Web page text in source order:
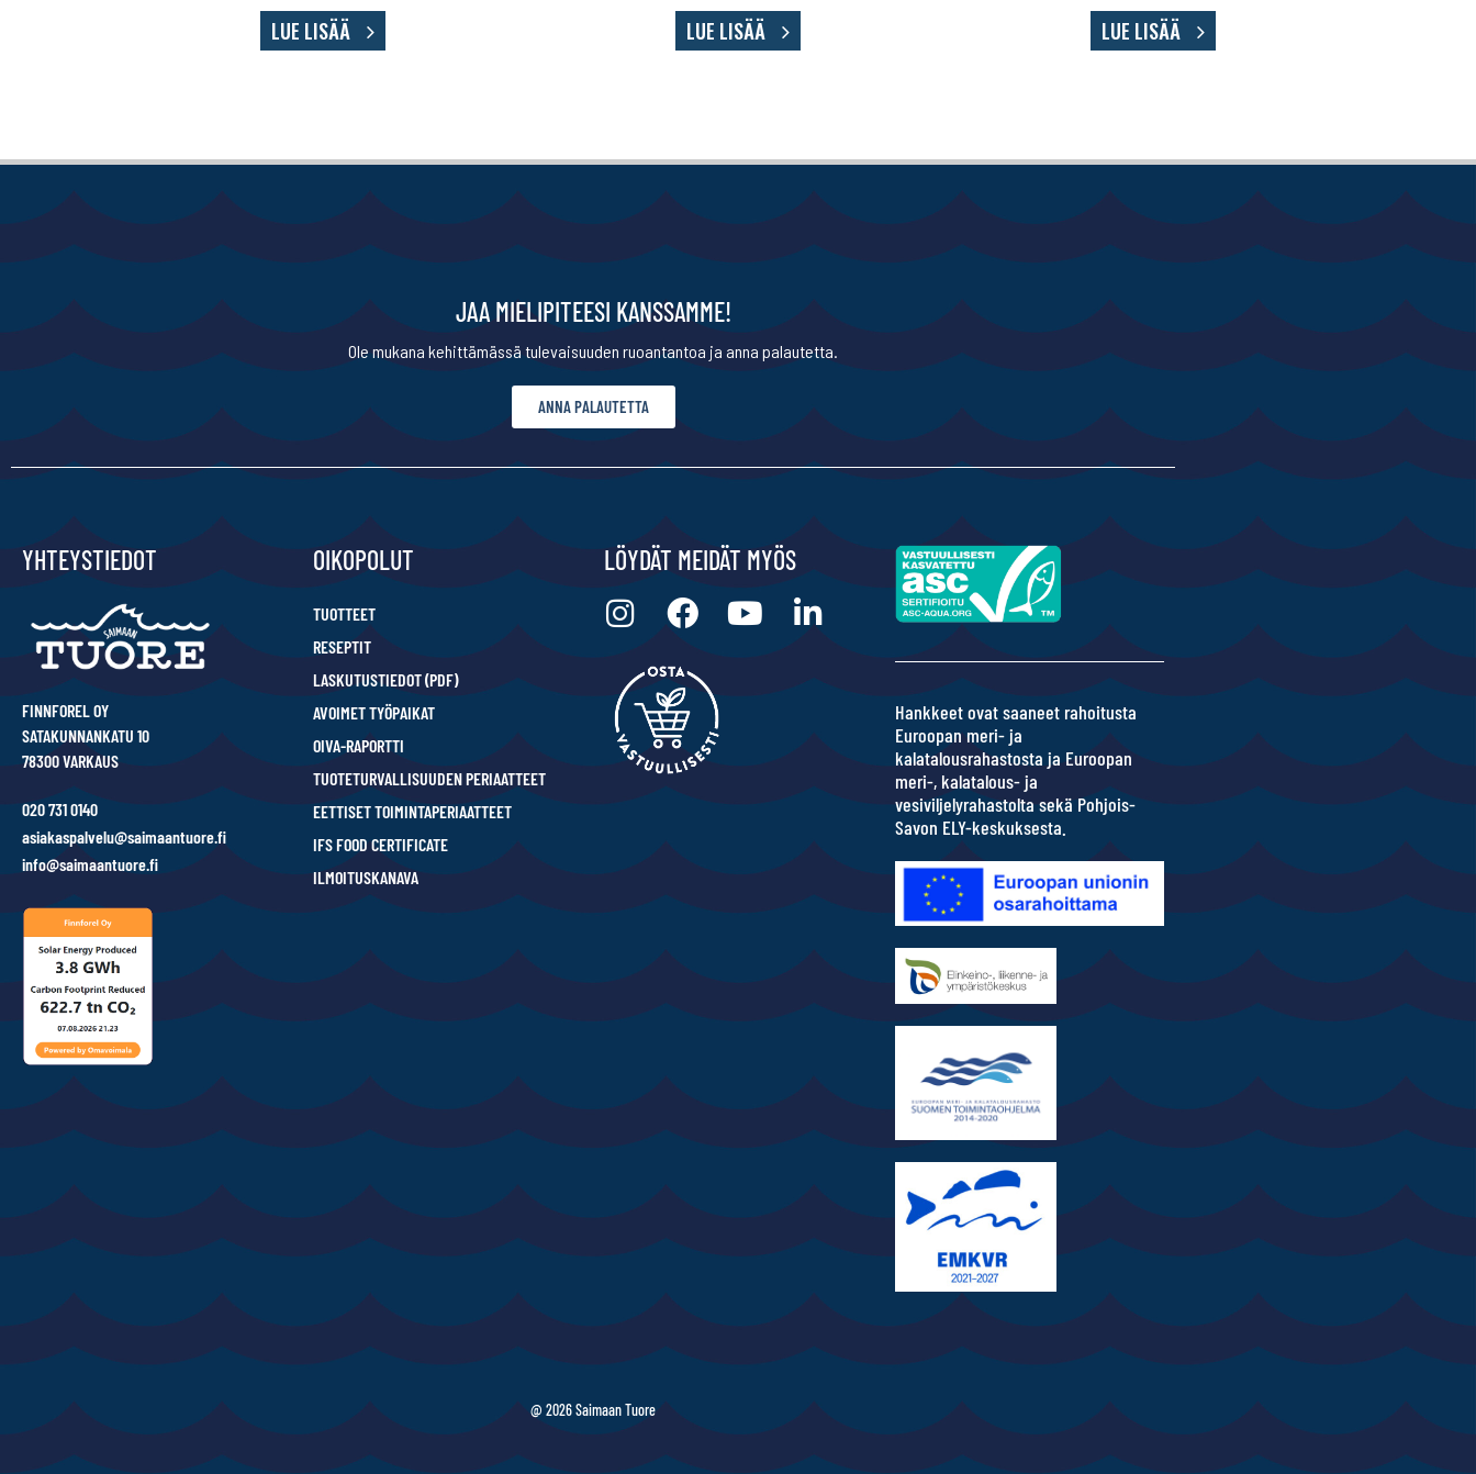
LUE LISÄÄ LUE LISÄÄ LUE LISÄÄ
JAA MIELIPITEESI KANSSAMME!
Ole mukana kehittämässä tulevaisuuden ruoantantoa ja anna palautetta.
ANNA PALAUTETTA
YHTEYSTIEDOT
FINNFOREL OY
SATAKUNNANKATU 10
78300 VARKAUS
020 731 0140
asiakaspalvelu@saimaantuore.fi
info@saimaantuore.fi
OIKOPOLUT
TUOTTEET
RESEPTIT
LASKUTUSTIEDOT (PDF)
AVOIMET TYÖPAIKAT
OIVA-RAPORTTI
TUOTETURVALLISUUDEN PERIAATTEET
EETTISET TOIMINTAPERIAATTEET
IFS FOOD CERTIFICATE
ILMOITUSKANAVA
LÖYDÄT MEIDÄT MYÖS
Hankkeet ovat saaneet rahoitusta
Euroopan meri- ja
kalatalousrahastosta ja Euroopan
meri-, kalatalous- ja
vesiviljelyrahastolta sekä Pohjois-
Savon ELY-keskuksesta.
@ 2026 Saimaan Tuore